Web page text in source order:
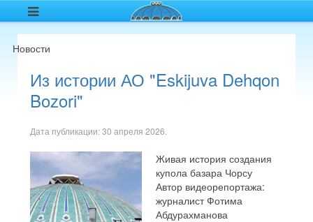
Новости
Из истории АО "Eskijuva Dehqon
Bozori"
Дата публикации:30 апреля 2026
Живая история создания
купола базара Чорсу
Автор видеорепортажа:
журналист Фотима
Абдурахманова